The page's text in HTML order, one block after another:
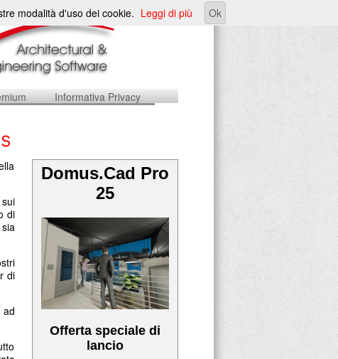
Informativa Privacy
di
di
ad
modalità d'uso dei cookie. Leggi di più Ok